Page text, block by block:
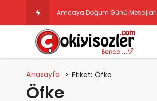
Amcaya Doğum Günü Mesajları
Anasayfa Etiket: Öfke
Öfke